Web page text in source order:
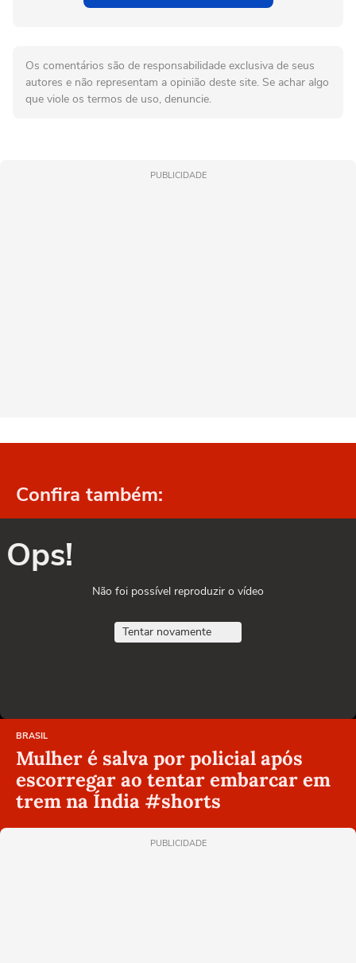
Os comentários são de responsabilidade exclusiva de seus
autores e não representam a opinião deste site. Se achar algo
que viole os termos de uso, denuncie.
PUBLICIDADE
Confira também:
Ops!
Não foi possível reproduzir o vídeo
Tentar novamente
BRASIL
Mulher é salva por policial após
escorregar ao tentar embarcar em
trem na Índia #shorts
PUBLICIDADE